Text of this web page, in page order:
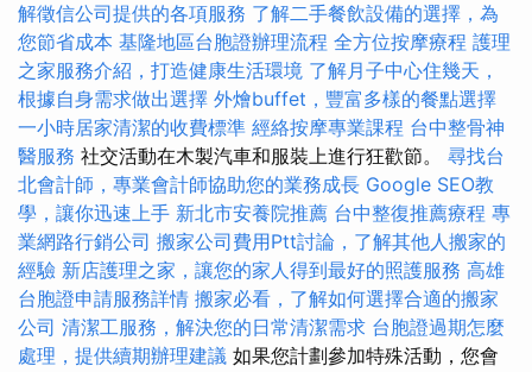
解徵信公司提供的各項服務 了解二手餐飲設備的選擇，為
您節省成本 基隆地區台胞證辦理流程 全方位按摩療程 護理
之家服務介紹，打造健康生活環境 了解月子中心住幾天，
根據自身需求做出選擇 外燴buffet，豐富多樣的餐點選擇
一小時居家清潔的收費標準 經絡按摩專業課程 台中整骨神
醫服務 社交活動在木製汽車和服裝上進行狂歡節。 尋找台
北會計師，專業會計師協助您的業務成長 Google SEO教
學，讓你迅速上手 新北市安養院推薦 台中整復推薦療程 專
業網路行銷公司 搬家公司費用Ptt討論，了解其他人搬家的
經驗 新店護理之家，讓您的家人得到最好的照護服務 高雄
台胞證申請服務詳情 搬家必看，了解如何選擇合適的搬家
公司 清潔工服務，解決您的日常清潔需求 台胞證過期怎麼
處理，提供續期辦理建議 如果您計劃參加特殊活動，您會